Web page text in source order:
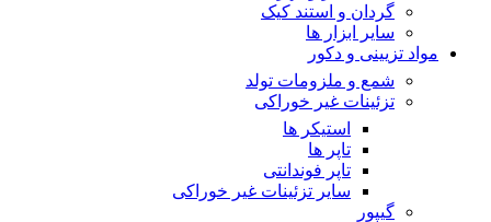
گردان و استند کیک
سایر ابزار ها
مواد تزیینی و دکور
شمع و ملزومات تولد
تزئینات غیر خوراکی
استیکر ها
تاپر ها
تاپر فوندانتی
سایر تزئینات غیر خوراکی
گیپور